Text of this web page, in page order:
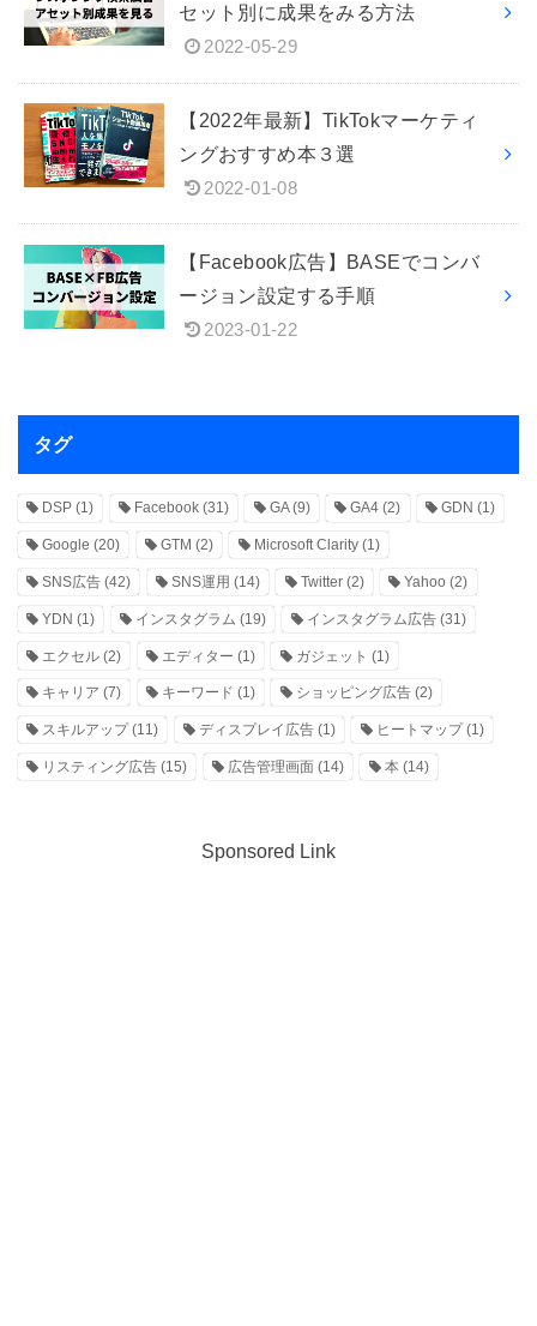
セット別に成果をみる方法
2022-05-29
【2022年最新】TikTokマーケティ
ングおすすめ本３選
2022-01-08
【Facebook広告】BASEでコンバ
ージョン設定する手順
2023-01-22
タグ
DSP (1) Facebook(31) GA(9) GA4 (2) GDN (1)
Google (20) GTM (2) Microsoft Clarity(1)
SNS広告 (42) SNS運用 (14) Twitter(2) Yahoo (2)
YDN (1) インスタグラム (19) インスタグラム広告(31)
エクセル (2) エディター (1) ガジェット (1)
キャリア (7) キーワード (1) ショッピング広告(2)
スキルアップ(11) ディスプレイ広告(1) ヒートマップ(1)
リスティング広告 (15) 広告管理画面(14) 本(14)
Sponsored Link